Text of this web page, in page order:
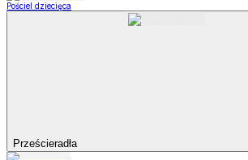
Pościel dziecięca
Prześcieradła